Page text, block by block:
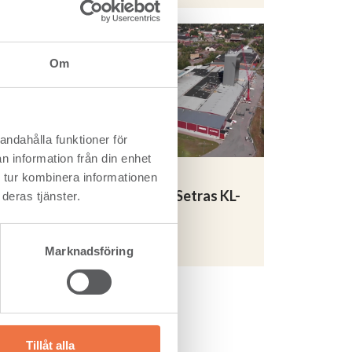
Om
funktioner för
information från din enhet
kombinera informationen
tjänster.
Marknadsföring
Tillåt alla
att
Se filmen inifrån Setras KL-
Läs mer